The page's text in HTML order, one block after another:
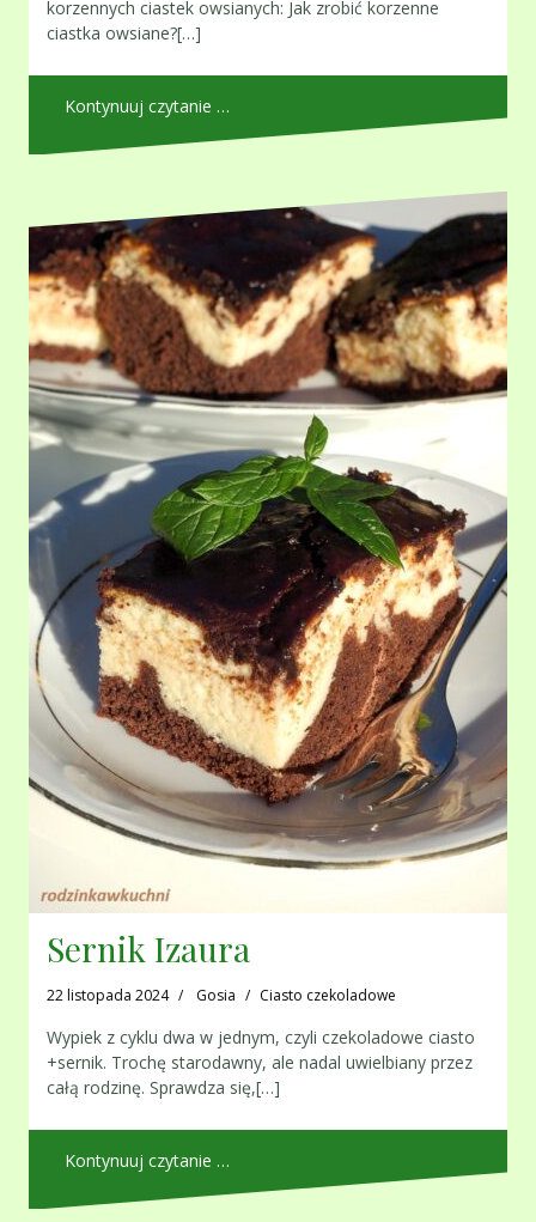
korzennych ciastek owsianych: Jak zrobić korzenne
ciastka owsiane?[…]
Kontynuuj czytanie …
Sernik Izaura
22 listopada 2024 Gosia Ciasto czekoladowe
Wypiek z cyklu dwa w jednym, czyli czekoladowe ciasto
+sernik. Trochę starodawny, ale nadal uwielbiany przez
całą rodzinę. Sprawdza się,[…]
Kontynuuj czytanie …